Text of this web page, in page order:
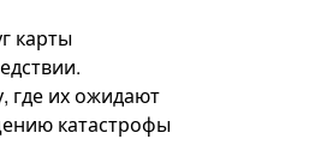
карты
где их ожидают
катастрофы